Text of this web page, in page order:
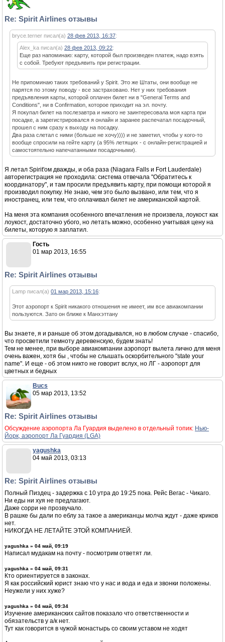
Re: Spirit Airlines отзывы
bryce.terner писал(а) 28 фев 2013, 16:37:
Alex_ka писал(а) 28 фев 2013, 09:22:
Еще раз напоминаю: карту, которой был произведен платеж, надо взять
с собой. Требуют предъявить при регистрации.
Не припоминаю таких требований у Spirit. Это же Штаты, они вообще не
парятся по этому поводу - все застраховано. Нет у них требования
предъявления карты, которой оплачен билет ни в "General Terms and
Conditions", ни в Confirmation, которое приходит на эл. почту.
Я покупал билет на послезавтра и никого не заинтересовала моя карта при
посадке, а зарегистрировался я онлайн и заранее распечатал посадочный,
прошел с ним сразу к выходу на посадку.
Два раза слетал с ними (больше не хочу)))) и не заметил, чтобы у кого-то
вообще спросили на гейте карту (а 95% летящих - с онлайн-регистрацией и
самостоятельно напечатанными посадочными).
Я летал Spirit'ом дважды, и оба раза (Niagara Falls и Fort Lauderdale)
авторегистрация не проходила: система отвечала "Обратитесь к
координатору", и там просили предъявить карту, при помощи которой я
производил покупку. Не знаю, чем это было вызвано, или тем, что я
иностранец, или тем, что оплачивал билет не американской картой.
На меня эта компания особенного впечатления не произвела, лоукост как
лоукост, достаточно убого, но летать можно, особенно учитывая цену на
билеты, которую я заплатил.
Гость
01 мар 2013, 16:55
Re: Spirit Airlines отзывы
Lamp писал(а) 01 мар 2013, 15:16:
Этот аэропорт к Spirit никакого отношения не имеет, им все авиакомпании
пользуются. Зато он ближе к Манхэттану
Вы знаете, я и раньше об этом догадывался, но в любом случае - спасибо,
что просветили темноту деревенскую, будем знать!
Тем не менее, при выборе авиакомпании аэропорт вылета лично для меня
очень важен, хотя бы , чтобы не слышать оскорбительного "state your
name". И еще - об этом никто не говорит вслух, но ЛГ - аэропорт для
цветных и бедных
Bucs
05 мар 2013, 13:52
Re: Spirit Airlines отзывы
Обсуждение аэропорта Ла Гуардия выделено в отдельный топик: Нью-
Йорк, аэропорт Ла Гуардия (LGA)
yagushka
04 май 2013, 03:13
Re: Spirit Airlines отзывы
Полный Пиздец - задержка с 10 утра до 19:25 пока. Рейс Вегас - Чикаго.
Ни еды ни хуя не предлагают.
Даже сорри не прозвучало.
В рашке бы дали по еблу за такое а американцы молча ждут - даже криков
нет.
НИКОГДА НЕ ЛЕТАЙТЕ ЭТОЙ КОМПАНИЕЙ.
yagushka » 04 май, 09:19
Написал мудакам на почту - посмотрим ответят ли.
yagushka » 04 май, 09:31
Кто ориентируется в законах.
Я как российский юрист знаю что у нас и вода и еда и звонки положены.
Неужели у них хуже?
yagushka » 04 май, 09:34
Изучение американских сайтов показало что ответственности и
обязательств у а/к нет.
Тут как говорится в чужой монастырь со своим уставом не ходят